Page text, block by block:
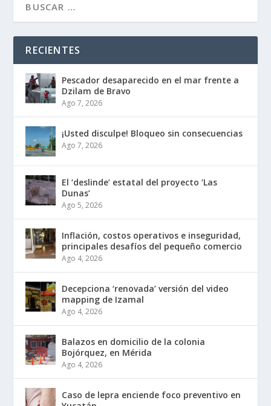
RECIENTES
Pescador desaparecido en el mar frente a
Dzilam de Bravo
Ago 7, 2026
¡Usted disculpe! Bloqueo sin consecuencias
Ago 7, 2026
El ‘deslinde’ estatal del proyecto ‘Las
Dunas’
Ago 5, 2026
Inflación, costos operativos e inseguridad,
principales desafíos del pequeño comercio
Ago 4, 2026
Decepciona ‘renovada’ versión del video
mapping de Izamal
Ago 4, 2026
Balazos en domicilio de la colonia
Bojórquez, en Mérida
Ago 4, 2026
Caso de lepra enciende foco preventivo en